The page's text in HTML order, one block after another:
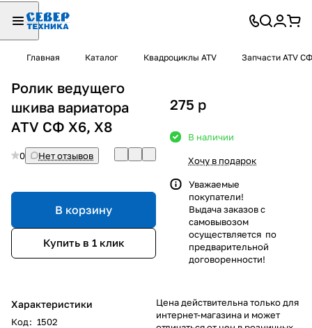
Главная Каталог Квадроциклы ATV Запчасти ATV СФ
Ролик ведущего
шкива вариатора
ATV СФ X6, X8
0 Нет отзывов
В корзину
Купить в 1 клик
Характеристики
Код: 1502
275 p
В наличии
Хочу в подарок
Уважаемые
покупатели!
Выдача заказов с
самовывозом
осуществляется по
предварительной
договоренности!
Цена действительна только для
интернет-магазина и может